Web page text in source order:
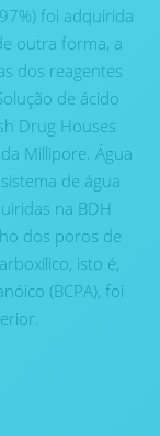
foi adquirida
outra forma, a
dos reagentes
de ácido
Drug Houses
Millipore. Água
de água
na BDH
dos poros de
isto é,
(BCPA), foi